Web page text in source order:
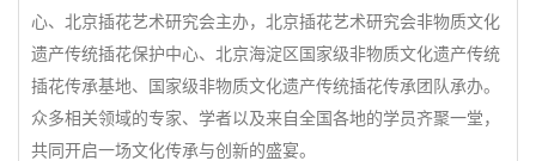
心、北京插花艺术研究会主办，北京插花艺术研究会非物质文化
遗产传统插花保护中心、北京海淀区国家级非物质文化遗产传统
插花传承基地、国家级非物质文化遗产传统插花传承团队承办。
众多相关领域的专家、学者以及来自全国各地的学员齐聚一堂，
共同开启一场文化传承与创新的盛宴。